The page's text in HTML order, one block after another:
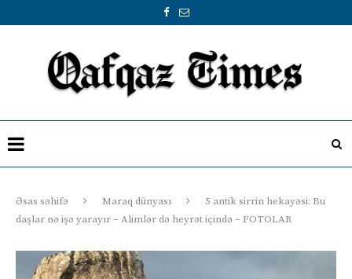
Əsas səhifə Maraq dünyası
5 antik sirrin hekayəsi: Bu
daşlar nə işə yarayır – Alimlər də heyrət içində – FOTOLAR